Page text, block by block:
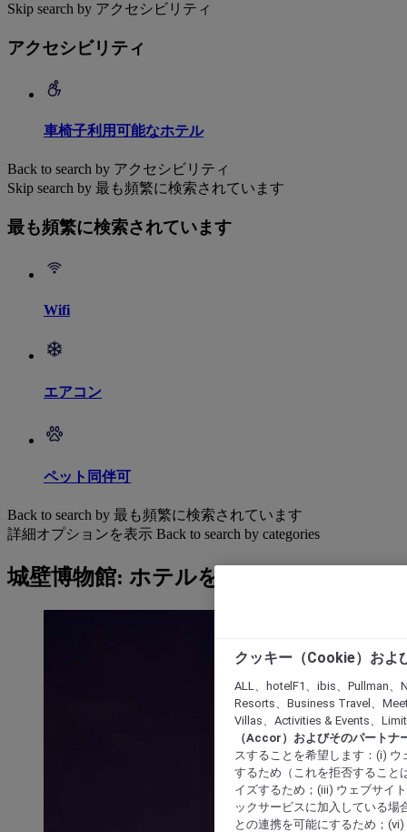
Skip search by アクセシビリティ
アクセシビリティ
車椅子利用可能なホテル
Back to search by アクセシビリティ
Skip search by 最も頻繁に検索されています
最も頻繁に検索されています
Wifi
エアコン
ペット同伴可
Back to search by 最も頻繁に検索されています
詳細オプションを表示 Back to search by categories
城壁博物館: ホテルを検索する
クッキー（Cookie）およ
ALL、hotelF1、ibis、Pullman
Resorts、Business Travel、
Villas、Activities & Events、
（Accor）およびそのパートナ
スすることを希望します：(i)
するため（これを拒否すること
イズするため；(iii) ウェブサイ
ックサービスに加入している場
との連携を可能にするため；